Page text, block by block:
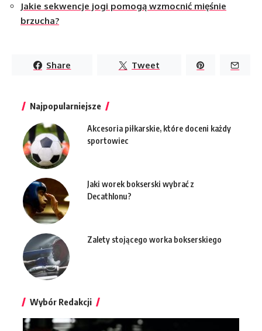
Jakie sekwencje jogi pomogą wzmocnić mięśnie
brzucha?
Share Tweet
Najpopularniejsze
Akcesoria piłkarskie, które doceni każdy
sportowiec
Jaki worek bokserski wybrać z
Decathlonu?
Zalety stojącego worka bokserskiego
Wybór Redakcji